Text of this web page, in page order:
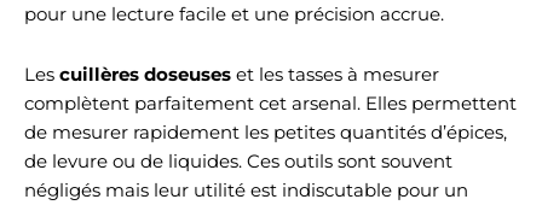
pour une lecture facile et une précision accrue.
Les cuillères doseuses et les tasses à mesurer
complètent parfaitement cet arsenal. Elles permettent
de mesurer rapidement les petites quantités d’épices,
de levure ou de liquides. Ces outils sont souvent
négligés mais leur utilité est indiscutable pour un